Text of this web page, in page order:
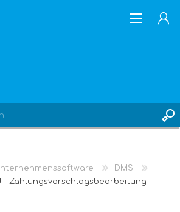
DMS
- Zahlungsvorschlagsbearbeitung